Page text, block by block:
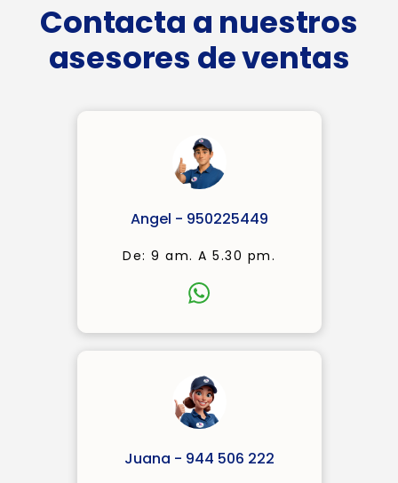
Contacta a nuestros
asesores de ventas
Angel - 950225449
De: 9 am. A 5.30 pm.
Juana - 944 506 222